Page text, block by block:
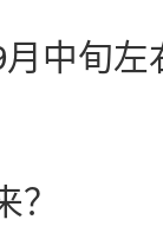
中旬